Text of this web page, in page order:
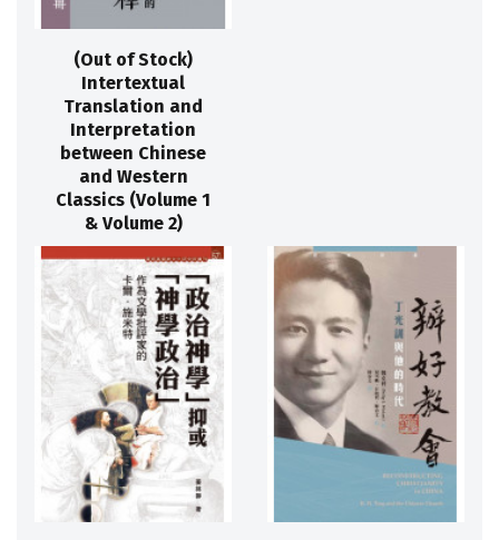
(Out of Stock)
Intertextual
Translation and
Interpretation
between Chinese
and Western
Classics (Volume 1
& Volume 2)